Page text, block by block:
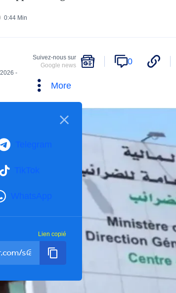
0:44 Min
-
Suivez-nous sur
Google news
0
More
Telegram
TikTok
WhatsApp
Lien copié